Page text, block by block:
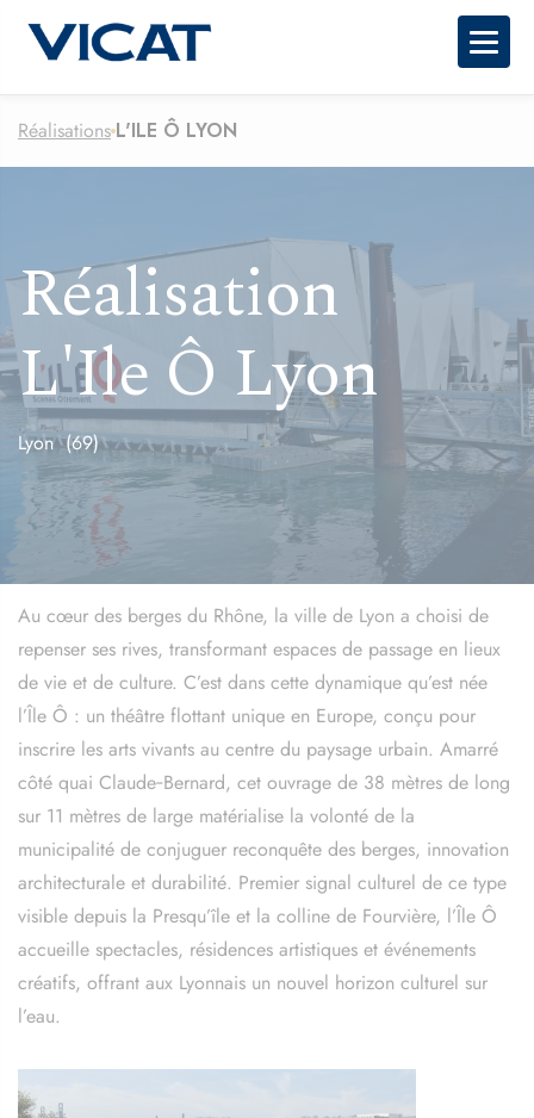
Réalisations L'ILE Ô LYON
Réalisation
L'Ile Ô Lyon
Lyon (69)
Au cœur des berges du Rhône, la ville de Lyon a choisi de
repenser ses rives, transformant espaces de passage en lieux
de vie et de culture. C’est dans cette dynamique qu’est née
l’Île Ô : un théâtre flottant unique en Europe, conçu pour
inscrire les arts vivants au centre du paysage urbain. Amarré
côté quai Claude‑Bernard, cet ouvrage de 38 mètres de long
sur 11 mètres de large matérialise la volonté de la
municipalité de conjuguer reconquête des berges, innovation
architecturale et durabilité. Premier signal culturel de ce type
visible depuis la Presqu’île et la colline de Fourvière, l’Île Ô
accueille spectacles, résidences artistiques et événements
créatifs, offrant aux Lyonnais un nouvel horizon culturel sur
l’eau.